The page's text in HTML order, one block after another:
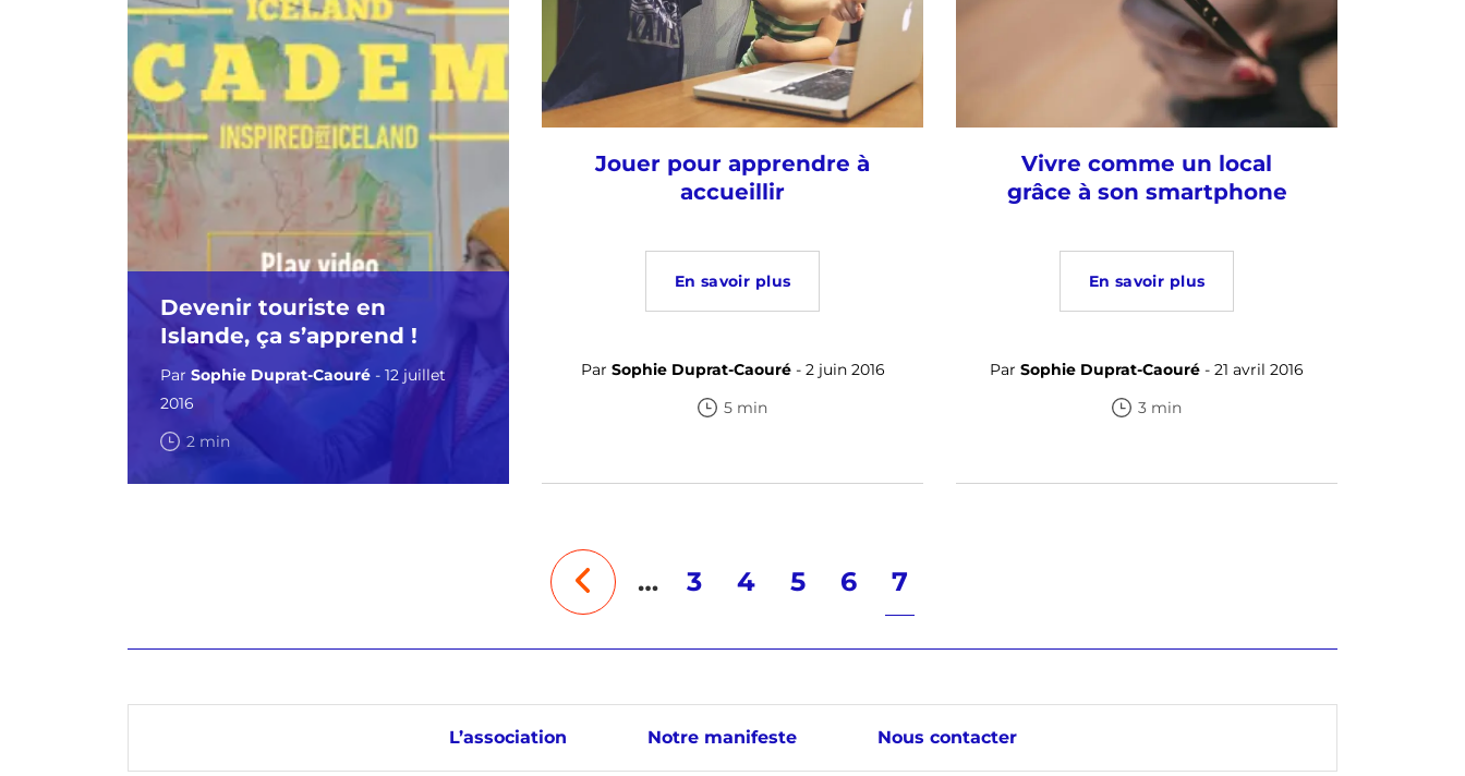
Devenir touriste en
Islande, ça s’apprend !
Par Sophie Duprat-Caouré - 12 juillet
2016
2 min
Jouer pour apprendre à
accueillir
En savoir plus
Par Sophie Duprat-Caouré- 2 juin 2016
5 min
Vivre comme un local
grâce à son smartphone
En savoir plus
Par Sophie Duprat-Caouré - 21 avril 2016
3 min
… 3 4 5 6 7
L’association Notre manifeste Nous contacter